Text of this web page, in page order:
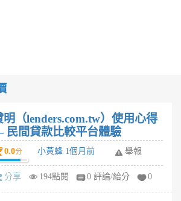
明（lenders.com.tw）使用心得
間貸款比較平台體驗
0.0分 小黃蜂 1個月前 舉報
分享 194點閱 0 評論/給分 0